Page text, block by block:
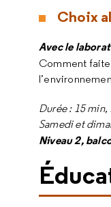
Choix
Avec le
Comment
Durée : 15 min,
Samedi et
Niveau 2,